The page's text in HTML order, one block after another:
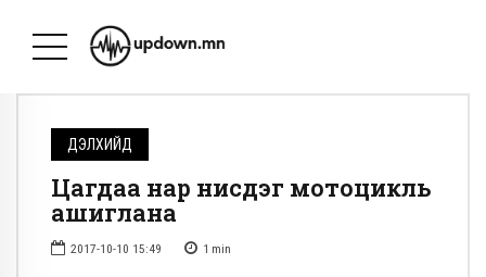
ДЭЛХИЙД
Цагдаа нар нисдэг мотоцикль
ашиглана
2017-10-10 15:49 1 min